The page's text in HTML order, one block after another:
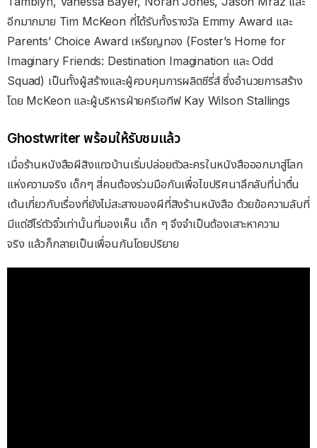
อีกมากมาย Tim McKeon ที่ได้รับทั้งรางวัล Emmy Award และ
Parents’ Choice Award เหรียญทอง (Foster’s Home for
Imaginary Friends: Destination Imagination และ Odd
Squad) เป็นทั้งผู้สร้างและผู้ควบคุมการผลิตซีรี่ส์ ซึ่งอำนวยการสร้าง
โดย McKeon และผู้บริหารฝ่ายครีเอทีฟ Kay Wilson Stallings
Ghostwriter พร้อมให้รับชมแล้ว
เมื่อร้านหนังสือผีสิงแถวบ้านเริ่มปล่อยตัวละครในหนังสือออกมาสู่โลก
แห่งความจริง เด็กๆ สี่คนต้องร่วมมือกันเพื่อไขปริศนาลึกลับที่น่าตื่น
เต้นเกี่ยวกับเรื่องที่ยังไม่สะสางของผีที่สิงร้านหนังสือ ด้วยข้อความลับที่
มีแต่ฮีโร่ตัวจิ๋วเท่านั้นที่มองเห็น เด็ก ๆ จึงจำเป็นต้องเสาะหาความ
จริง แล้วก็กลายเป็นเพื่อนกันโดยปริยาย